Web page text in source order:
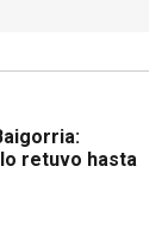
retuvo hasta